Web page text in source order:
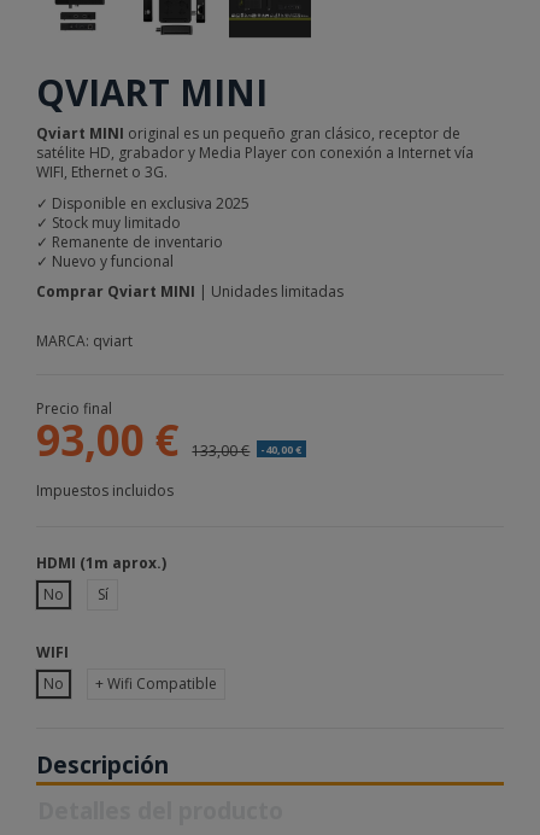
QVIART MINI
Qviart MINI original es un pequeño gran clásico, receptor de
satélite HD, grabador y Media Player con conexión a Internet vía
WIFI, Ethernet o 3G.
✓ Disponible en exclusiva 2025
✓ Stock muy limitado
✓ Remanente de inventario
✓ Nuevo y funcional
Comprar Qviart MINI | Unidades limitadas
MARCA: qviart
Precio final
93,00 € 133,00 € -40,00 €
Impuestos incluidos
HDMI (1m aprox.)
No
Sí
WIFI
No
+ Wifi Compatible
Descripción